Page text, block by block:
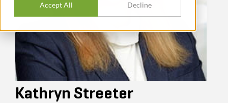
Accept All Decline
Kathryn Streeter